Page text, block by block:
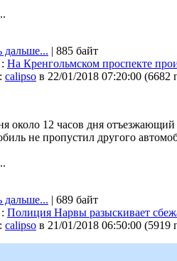
дальше... | 885 байт
: На Кренгольмском проспекте
calipso в 22/01/2018 07:20:00 (6682
около 12 часов дня
не пропустил другого
дальше... | 689 байт
: Полиция Нарвы разыскивает
calipso в 21/01/2018 06:50:00 (5919